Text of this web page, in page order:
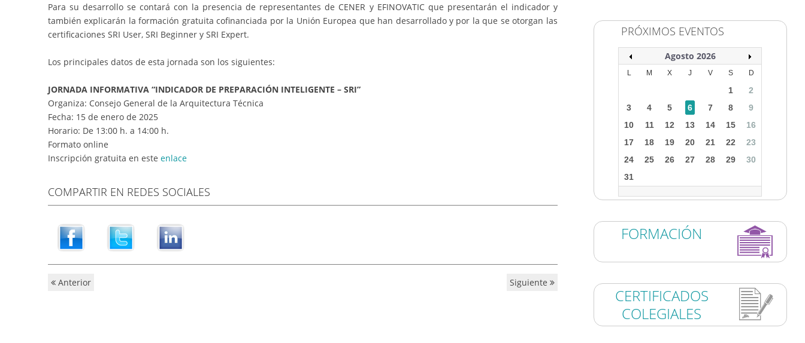
Para su desarrollo se contará con la presencia de representantes de CENER y EFINOVATIC que presentarán el indicador y
también explicarán la formación gratuita cofinanciada por la Unión Europea que han desarrollado y por la que se otorgan las
certificaciones SRI User, SRI Beginner y SRI Expert.
Los principales datos de esta jornada son los siguientes:
JORNADA INFORMATIVA “INDICADOR DE PREPARACIÓN INTELIGENTE – SRI”
Organiza: Consejo General de la Arquitectura Técnica
Fecha: 15 de enero de 2025
Horario: De 13:00 h. a 14:00 h.
Formato online
Inscripción gratuita en este enlace
COMPARTIR EN REDES SOCIALES
Anterior Siguiente
PRÓXIMOS EVENTOS
Agosto 2026
L M X J V S D
1
2
3
4 5 6 7 8
9
10
11 12 13 14 15
16
17
18 19 20 21 22
23
24
25 26 27 28 29
30
31
FORMACIÓN
CERTIFICADOS
COLEGIALES